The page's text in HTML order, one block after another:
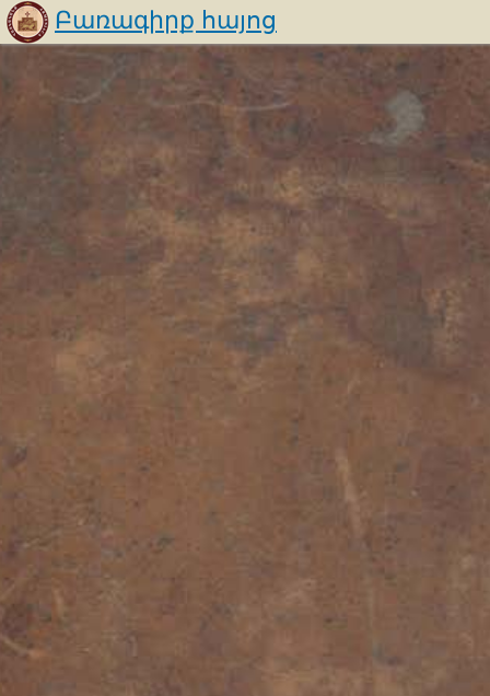
Բառագիրք հայոց